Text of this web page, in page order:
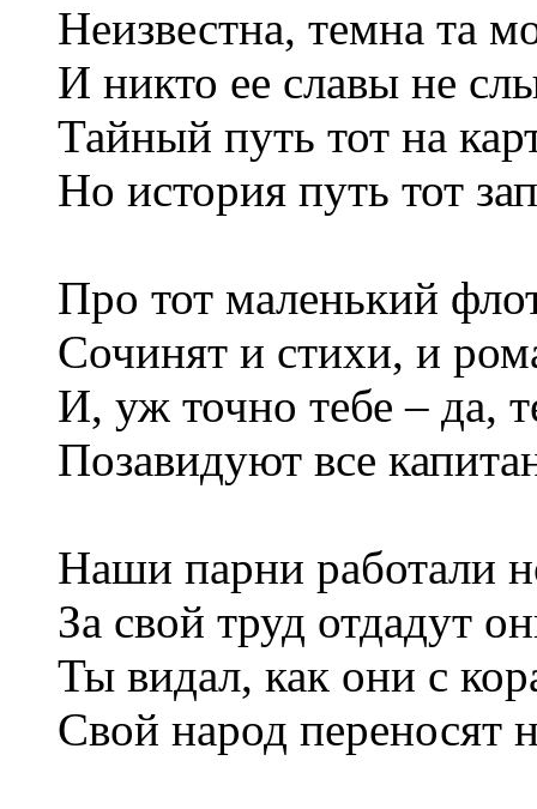
Неизвестна, темна та
И никто ее славы не
Тайный путь тот на
Но история путь тот
Про тот маленький
Сочинят и стихи, и
И, уж точно тебе – да,
Позавидуют все
Наши парни работали
За свой труд отдадут
Ты видал, как они с
Свой народ переносят